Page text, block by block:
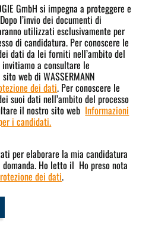
GmbH si impegna a proteggere e
l’invio dei documenti di
utilizzati esclusivamente per
di candidatura. Per conoscere le
dati da lei forniti nell’ambito del
a consultare le
web di WASSERMANN
dei dati. Per conoscere le
suoi dati nell’ambito del processo
il nostro sito web Informazioni
i candidati.
per elaborare la mia candidatura
domanda. Ho letto il Ho preso nota
dei dati.